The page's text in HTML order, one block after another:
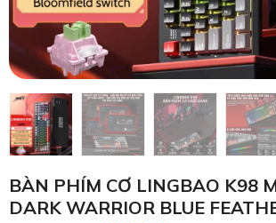
BÀN PHÍM CƠ LINGBAO K98
DARK WARRIOR BLUE